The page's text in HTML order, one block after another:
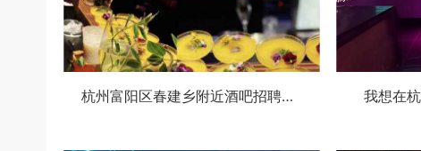
杭州富阳区春建乡附近酒吧招聘商务接待,领队直招没套路的 我想在